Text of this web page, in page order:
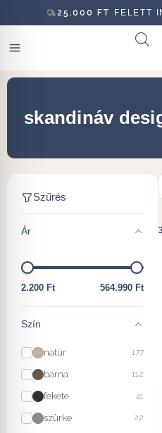
25.000 FT FELETT
skandináv
Szűrés
Ár
2.200 Ft 564.990 Ft
Szín
natúr 177
barna 112
fekete 41
szürke 22